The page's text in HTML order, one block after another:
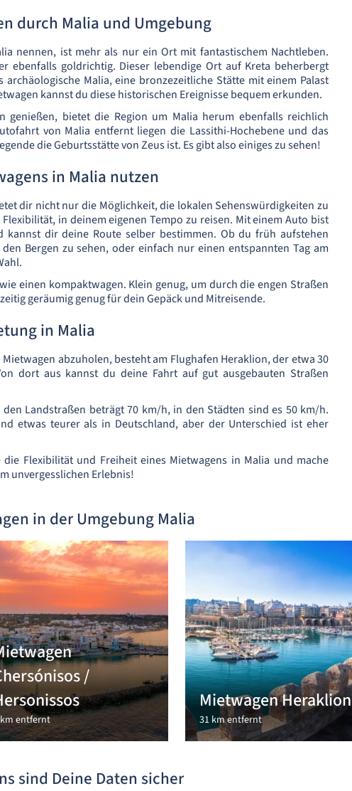
durch Malia und Umgebung
nennen, ist mehr als nur ein Ort mit fantastischem Nachtleben.
ebenfalls goldrichtig. Dieser lebendige Ort auf Kreta beherbergt
Malia, eine bronzezeitliche Stätte mit einem Palast
kannst du diese historischen Ereignisse bequem erkunden.
genießen, bietet die Region um Malia herum ebenfalls reichlich
von Malia entfernt liegen die Lassithi-Hochebene und das
die Geburtsstätte von Zeus ist. Es gibt also einiges zu sehen!
in Malia nutzen
dir nicht nur die Möglichkeit, die lokalen Sehenswürdigkeiten zu
in deinem eigenen Tempo zu reisen. Mit einem Auto bist
kannst dir deine Route selber bestimmen. Ob du früh aufstehen
Bergen zu sehen, oder einfach nur einen entspannten Tag am
einen kompaktwagen. Klein genug, um durch die engen Straßen
geräumig genug für dein Gepäck und Mitreisende.
in Malia
abzuholen, besteht am Flughafen Heraklion, der etwa 30
dort aus kannst du deine Fahrt auf gut ausgebauten Straßen
Landstraßen beträgt 70 km/h, in den Städten sind es 50 km/h.
etwas teurer als in Deutschland, aber der Unterschied ist eher
Flexibilität und Freiheit eines Mietwagens in Malia und mache
unvergesslichen Erlebnis!
in der Umgebung Malia
/
entfernt
Mietwagen Heraklion
31 km entfernt
sind Deine Daten sicher